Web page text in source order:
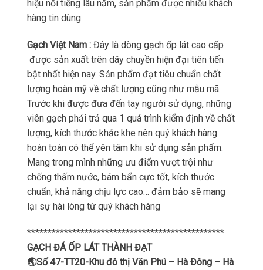
hiệu nổi tiếng lâu năm, sản phẩm được nhiều khách
hàng tin dùng
Gạch Việt Nam : Đây là dòng gạch ốp lát cao cấp
được sản xuất trên dây chuyền hiện đại tiên tiến
bật nhất hiện nay. Sản phẩm đạt tiêu chuẩn chất
lượng hoàn mỹ về chất lượng cũng như mẫu mã.
Trước khi được đưa đến tay người sử dụng, những
viên gạch phải trả qua 1 quá trình kiểm định về chất
lượng, kích thước khắc khe nên quý khách hàng
hoàn toàn có thể yên tâm khi sử dụng sản phẩm.
Mang trong mình những ưu điểm vượt trội như
chống thấm nước, bám bẩn cực tốt, kích thước
chuẩn, khả năng chịu lực cao… đảm bảo sẽ mang
lại sự hài lòng từ quý khách hàng
************************************************
GẠCH ĐÁ ỐP LÁT THÀNH ĐẠT
🌏Số 47-TT20-Khu đô thị Văn Phú – Hà Đông – Hà